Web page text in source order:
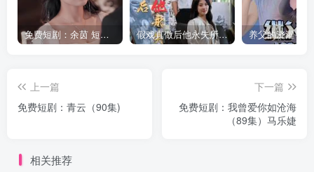
免费短剧：余茵 短剧 16部合集 假戏真做后他永失所爱（60集）程澄＆杨珞仟
上一篇
免费短剧：青云（90集)
下一篇
免费短剧：我曾爱你如沧海
（89集）马乐婕
相关推荐